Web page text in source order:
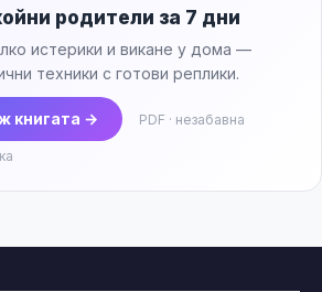
родители за 7 дни
истерики и викане у дома —
техники с готови реплики.
книгата → PDF · незабавна